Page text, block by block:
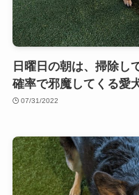
日曜日の朝は、掃除し
確率で邪魔してくる愛
07/31/2022